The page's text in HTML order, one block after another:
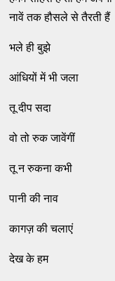
नावें तक हौसले से तैरती हैं
भले ही बुझे
आंधियों में भी जला
तू दीप सदा
वो तो रुक जावेंगीं
तू न रुकना कभी
पानी की नाव
कागज़ की चलाएं
देख के हम